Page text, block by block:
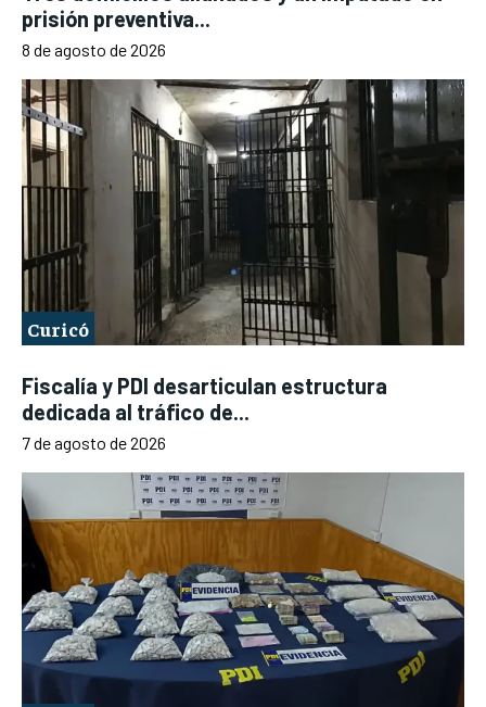
prisión preventiva...
8 de agosto de 2026
Curicó
Fiscalía y PDI desarticulan estructura
dedicada al tráfico de...
7 de agosto de 2026